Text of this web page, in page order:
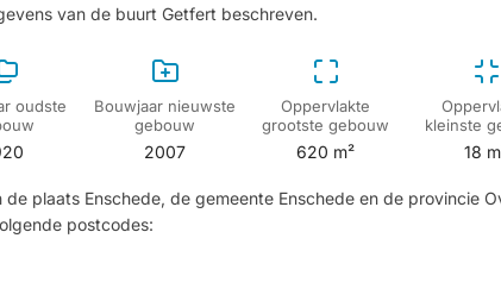
van de buurt Getfert beschreven.
oudste
Bouwjaar nieuwste
gebouw
2007
Oppervlakte
grootste gebouw
620 m²
kleinste
18
plaats Enschede, de gemeente Enschede en de provincie
postcodes: